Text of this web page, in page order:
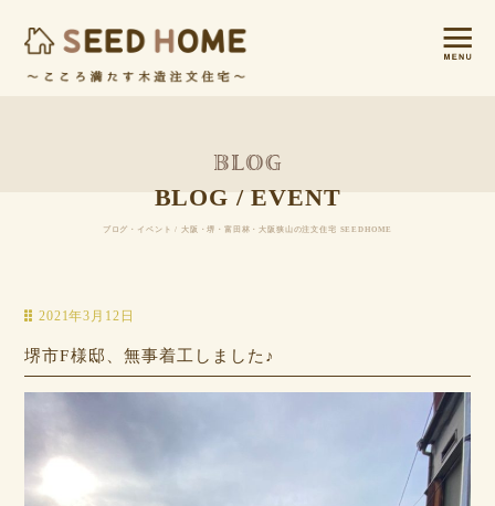
BLOG / EVENT
ブログ・イベント / 大阪・堺・富田林・大阪狭山の注文住宅 SEEDHOME
2021年3月12日
堺市F様邸、無事着工しました♪